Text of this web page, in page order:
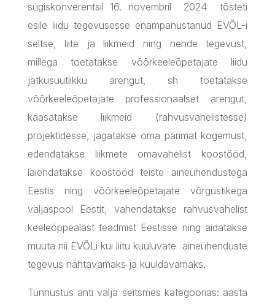
sügiskonverentsil 16. novembril 2024 tõsteti
esile liidu tegevusesse enampanustanud EVÕL-i
seltse, liite ja liikmeid ning nende tegevust,
millega toetatakse võõrkeeleõpetajate liidu
jätkusuutlikku arengut, sh toetatakse
võõrkeeleõpetajate professionaalset arengut,
kaasatakse liikmeid (rahvusvahelistesse)
projektidesse, jagatakse oma parimat kogemust,
edendatakse liikmete omavahelist koostööd,
laiendatakse koostööd teiste aineühendustega
Eestis ning võõrkeeleõpetajate võrgustikega
väljaspool Eestit, vahendatakse rahvusvahelist
keeleõppealast teadmist Eestisse ning aidatakse
muuta nii EVÕLi kui liitu kuuluvate aineühenduste
tegevus nähtavamaks ja kuuldavamaks.
Tunnustus anti välja seitsmes kategoorias: aasta